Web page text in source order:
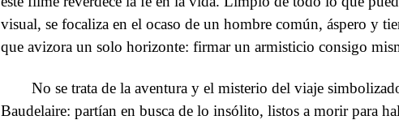
visual, se focaliza en el ocaso de un hombre común, áspero y
que avizora un solo horizonte: firmar un armisticio consigo
No se trata de la aventura y el misterio del viaje
Baudelaire: partían en busca de lo insólito, listos a morir para